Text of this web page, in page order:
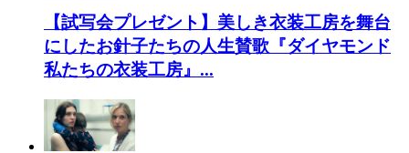
【試写会プレゼント】美しき衣装工房を舞台
にしたお針子たちの人生賛歌『ダイヤモンド
私たちの衣装工房』...